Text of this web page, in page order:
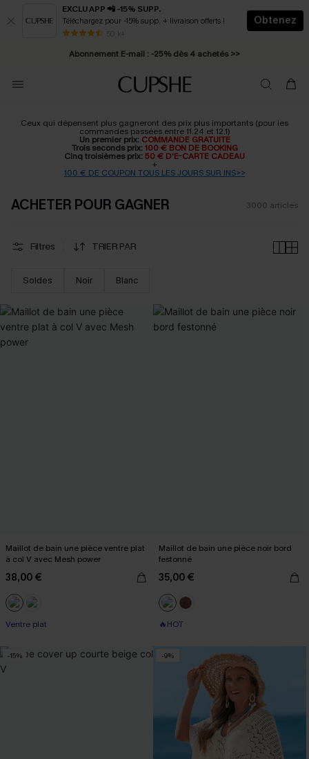
EXCLU APP 📲 -15% SUPP.
Téléchargez pour -15% supp. + livraison offerts !
50 k+
Obtenez
* Livraison éclair 2-3 jours ouvrés >>
Abonnement E-mail : -25% dès 4 achetés >>
Ceux qui dépensent plus gagneront des prix plus importants (pour les
commandes passées entre 11.24 et 12.1)
Un premier prix: COMMANDE GRATUITE
Trois seconds prix:100 € BON DE BOOKING
Cinq troisièmes prix:50 € D'E-CARTE CADEAU
+
100 € DE COUPON TOUS LES JOURS SUR INS>>
ACHETER POUR GAGNER 3000 articles
Filtres TRIER PAR
Soldes Noir Blanc
Maillot de bain une pièce ventre plat
à col V avec Mesh power
38,00 €
Ventre plat
Maillot de bain une pièce noir bord
festonné
35,00 €
🔥HOT
-15% -9%